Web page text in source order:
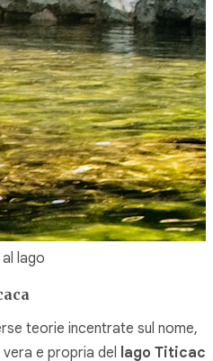
lago
teorie incentrate sul nome,
vera e propria del lago